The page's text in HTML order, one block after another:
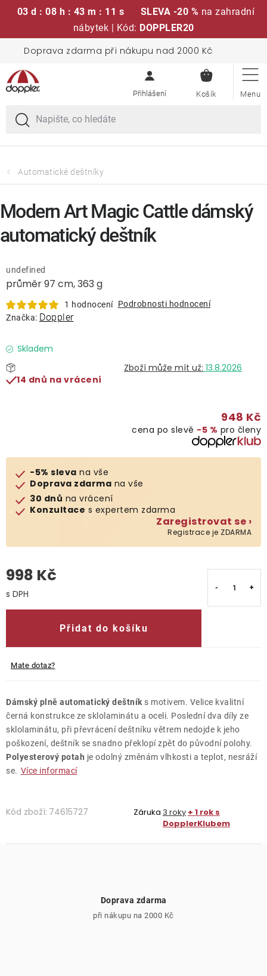
03 d : 08 h : 43 m : 11 s SLEVA -20 % na zahradní
nábytek | Kód: DOPPLER20
obsah
Doprava zdarma při nákupu nad 2000 Kč
KOŠÍK
Sedací soupravy
Slunečníky
Křesla a židle
Lavice a houpačky
Lehátka
Doplňky
Deštníky
Gastro produkty
Klub výhod
Automatické deštníky
průměr 97 cm, 363 g
undefined
1 hodnocení Podrobnosti hodnocení
Značka: Doppler
Skladem
13.8.2026
14 dnů na vrácení
948 Kč
cena po slevě −5 % pro členy
-5% sleva na vše
Doprava zdarma na vše
30 dnů na vrácení
Konzultace s expertem zdarma
Zaregistrovat se ›
Registrace je ZDARMA
998 Kč
Přidat do košíku
Mate dotaz?
Dámský plně automatický deštník s motivem. Velice kvalitní
černá konstrukce ze sklolaminátu a oceli. Poslední dva díly ze
sklolaminátu, při převrácení deštníku větrem nedojde k jeho
poškození, deštník se snadno překlopí zpět do původní polohy.
Polyesterový potah je odolný změnám vlhkosti a teplot, nesráží
se. Více informací
Kód zboží: 74615727 Záruka 3 roky + 1 rok s
DopplerKlubem
Modern Art Magic Cattle dámský
automatický deštník
Doprava zdarma
při nákupu na 2000 Kč